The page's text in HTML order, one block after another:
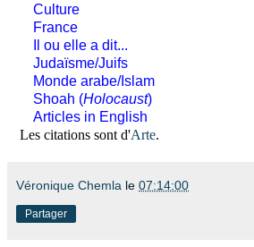
Culture
France
Il ou elle a dit...
Judaïsme/Juifs
Monde arabe/Islam
Shoah (Holocaust)
Articles in English
Les citations sont d'Arte.
Véronique Chemla le 07:14:00
Partager